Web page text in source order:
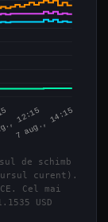
de schimb
curent).
Cel mai
USD